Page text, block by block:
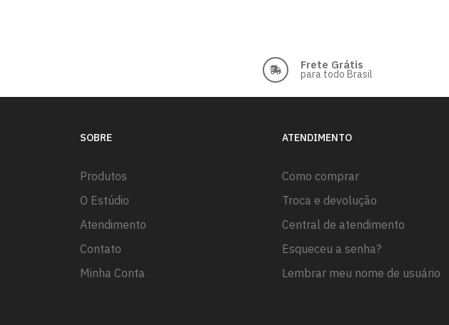
Frete Grátis
para todo Brasil
SOBRE
Produtos
O Estúdio
Atendimento
Contato
Minha Conta
ATENDIMENTO
Como comprar
Troca e devolução
Central de atendimento
Esqueceu a senha?
Lembrar meu nome de usuário